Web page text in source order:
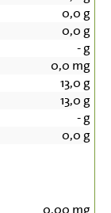
0,0 g
0,0 g
-g
0,0 mg
13,0 g
13,0 g
-g
0,0 g
0,00 mg